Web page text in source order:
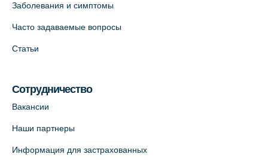
Медицинский центр на Кондратьевском
д.3, В.О. (официальный партнёр)
Заболевания и симптомы
Часто задаваемые вопросы
Статьи
Сотрудничество
Вакансии
Наши партнеры
Информация для застрахованных